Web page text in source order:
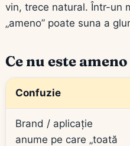
vin, trece natural. Într-un
„ameno” poate suna a
Ce nu este ameno
Confuzie
Brand / aplicație
anume pe care „toată